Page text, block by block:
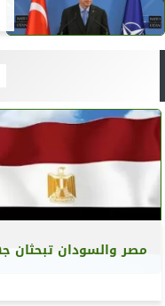
مصر والسودان تبحثان